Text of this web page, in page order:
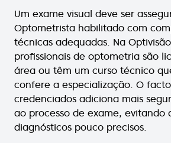
Um exame visual deve ser
Optometrista habilitado com
técnicas adequadas. Na
profissionais de optometria são
área ou têm um curso técnico
confere a especialização. O
credenciados adiciona mais
ao processo de exame, evitando
diagnósticos pouco precisos.